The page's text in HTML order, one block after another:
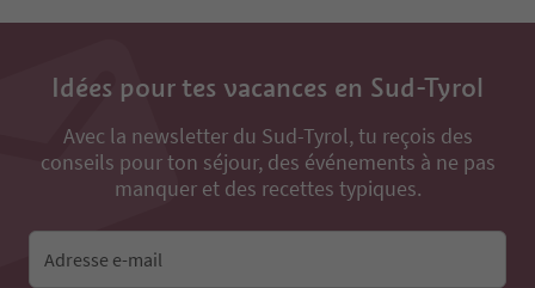
Idées pour tes vacances en Sud-Tyrol
Avec la newsletter du Sud-Tyrol, tu reçois des
conseils pour ton séjour, des événements à ne pas
manquer et des recettes typiques.
Adresse e-mail